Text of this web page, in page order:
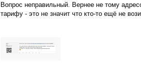
Вопрос неправильный. Вернее не тому
тарифу - это не значит что кто-то ещё не